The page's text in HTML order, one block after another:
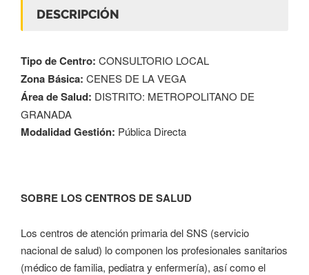
DESCRIPCIÓN
Tipo de Centro: CONSULTORIO LOCAL
Zona Básica: CENES DE LA VEGA
Área de Salud: DISTRITO: METROPOLITANO DE
GRANADA
Modalidad Gestión: Pública Directa
SOBRE LOS CENTROS DE SALUD
Los centros de atención primaria del SNS (servicio
nacional de salud) lo componen los profesionales sanitarios
(médico de familia, pediatra y enfermería), así como el